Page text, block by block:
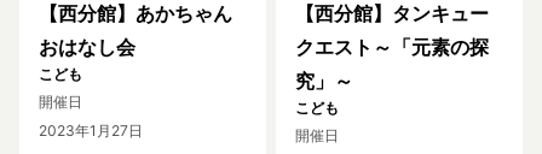
【西分館】あかちゃん
おはなし会
こども
開催日
2023年1月27日
【西分館】タンキュー
クエスト～「元素の探
究」～
こども
開催日